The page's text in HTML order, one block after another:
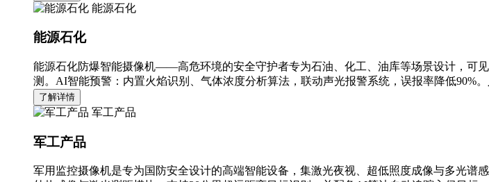
能源石化
能源石化
能源石化防爆智能摄像机——高危环境的安全守护者专为石油、化工、油库等场景设计，可
测。AI智能预警：内置火焰识别、气体浓度分析算法，联动声光报警系统，误报率降低90%
了解详情
军工产品
军工产品
军用监控摄像机是专为国防安全设计的高端智能设备，集激光夜视、超低照度成像与多光